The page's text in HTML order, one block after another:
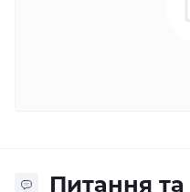
Питання та